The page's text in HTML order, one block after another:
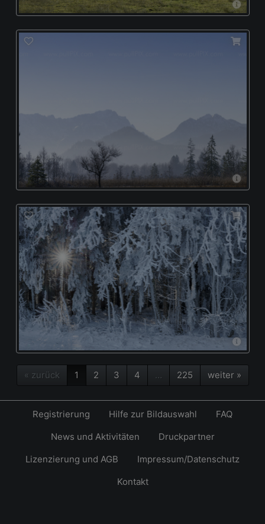
« zurück 1 2 3 4 … 225 weiter »
Registrierung Hilfe zur Bildauswahl
FAQ
News und Aktivitäten
Druckpartner
Lizenzierung und AGB
Impressum/Datenschutz
Kontakt